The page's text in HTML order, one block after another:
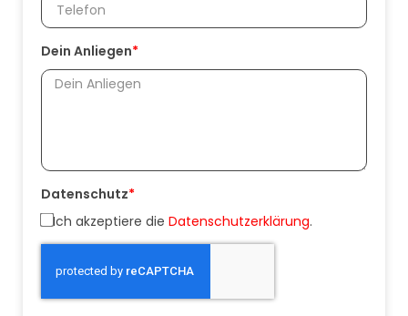
Dein Anliegen*
Datenschutz*
Ich akzeptiere die Datenschutz­erklärung.